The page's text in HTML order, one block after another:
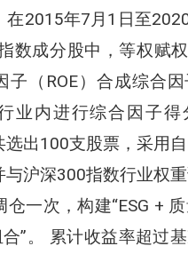
在2015年7月1日至
数成分股中，等权赋
子（ROE）合成综合
业内进行综合因子得
选出100支股票，采用
与沪深300指数行业权
一次，构建“ESG +
”。 累计收益率超过